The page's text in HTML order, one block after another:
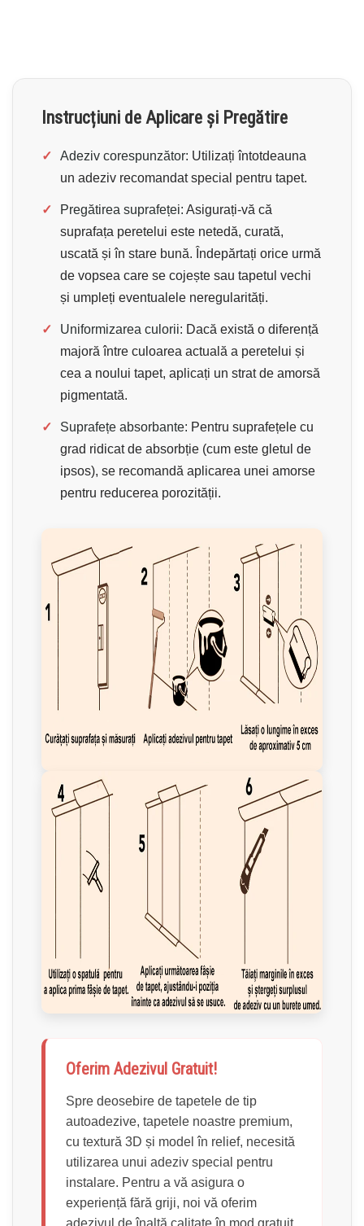
Instrucțiuni de Aplicare și Pregătire
✓ Adeziv corespunzător: Utilizați întotdeauna
un adeziv recomandat special pentru tapet.
✓ Pregătirea suprafeței: Asigurați-vă că
suprafața peretelui este netedă, curată,
uscată și în stare bună. Îndepărtați orice urmă
de vopsea care se cojește sau tapetul vechi
și umpleți eventualele neregularități.
✓ Uniformizarea culorii: Dacă există o diferență
majoră între culoarea actuală a peretelui și
cea a noului tapet, aplicați un strat de amorsă
pigmentată.
✓ Suprafețe absorbante: Pentru suprafețele cu
grad ridicat de absorbție (cum este gletul de
ipsos), se recomandă aplicarea unei amorse
pentru reducerea porozității.
Oferim Adezivul Gratuit!
Spre deosebire de tapetele de tip
autoadezive, tapetele noastre premium,
cu textură 3D și model în relief, necesită
utilizarea unui adeziv special pentru
instalare. Pentru a vă asigura o
experiență fără griji, noi vă oferim
adezivul de înaltă calitate în mod gratuit